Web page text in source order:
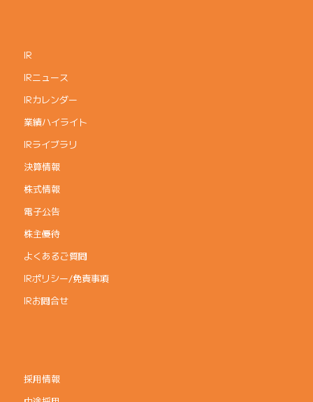
IR
IRニュース
IRカレンダー
業績ハイライト
IRライブラリ
決算情報
株式情報
電子公告
株主優待
よくあるご質問
IRポリシー/免責事項
IRお問合せ
採用情報